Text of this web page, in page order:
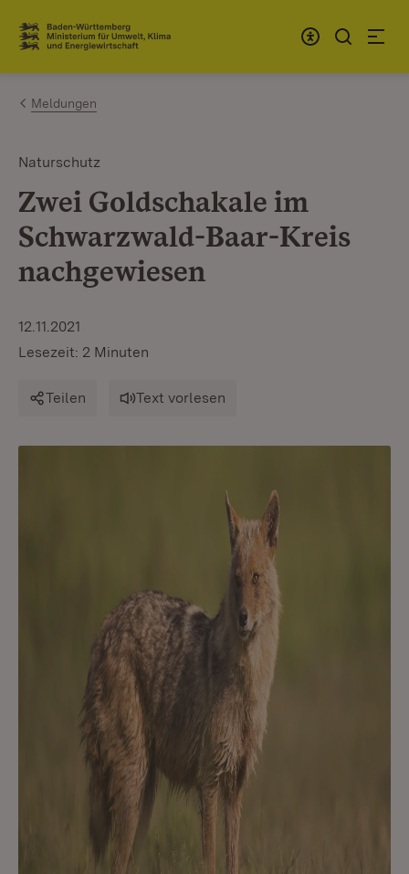
Zum Inhalt springen
Link zur Startseite
Meldungen
Naturschutz
Zwei Goldschakale im
Schwarzwald-Baar-Kreis
nachgewiesen
12.11.2021
Lesezeit: 2 Minuten
Teilen Text vorlesen